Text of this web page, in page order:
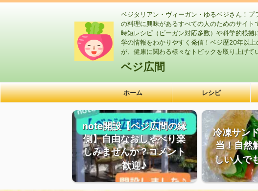
ベジタリアン・ヴィーガン・ゆるベジさん！プ
の料理に興味があるすべての人のためのサイト
時短レシピ（ビーガン対応多数）や科学的根拠
学の情報をわかりやすく発信！ベジ歴20年以上
が、健康に関わる様々なトピックを取り上げて
ベジ広間
ホーム レシピ
note開設【ベジ広間の縁
側】自由なおしゃべり楽
しみませんか？コメント
歓迎♪
冷凍サン
当！自然
しい人で